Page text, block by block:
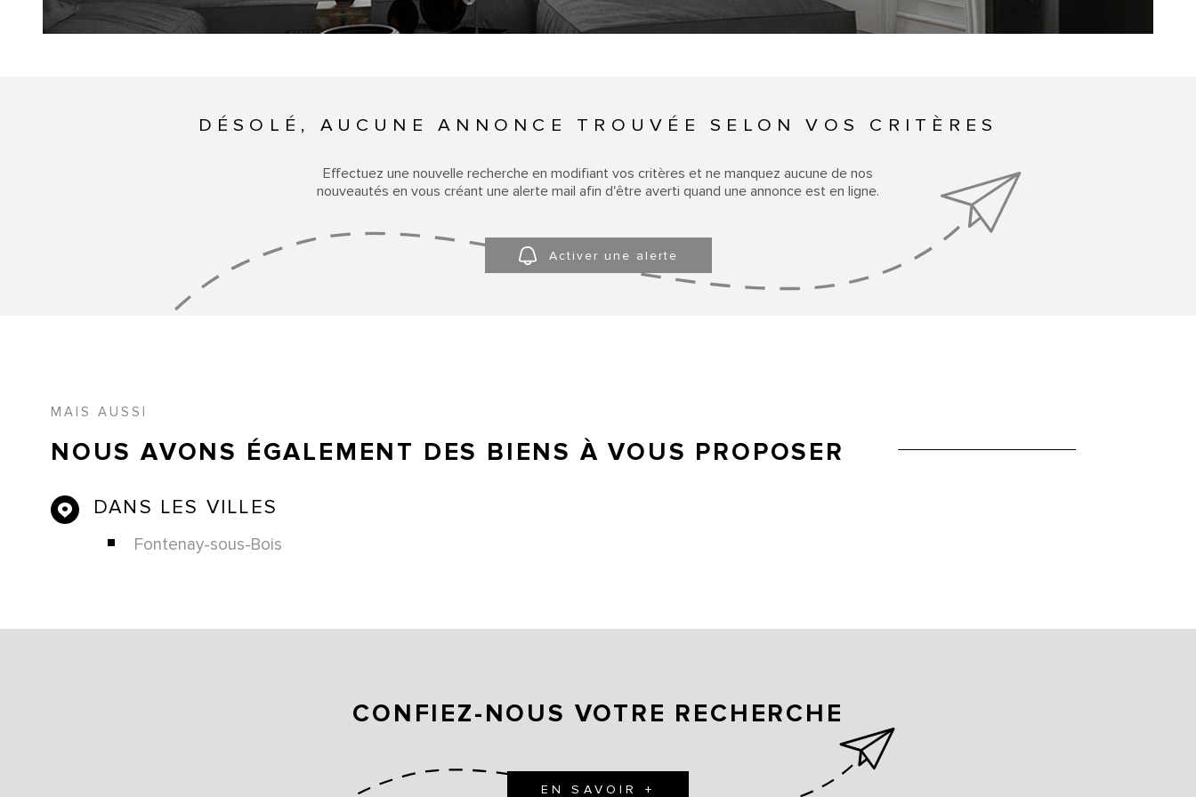
DÉSOLÉ, AUCUNE ANNONCE TROUVÉE SELON VOS CRITÈRES
Effectuez une nouvelle recherche en modifiant vos critères et ne manquez aucune de nos
nouveautés en vous créant une alerte mail afin d'être averti quand une annonce est en ligne.
Activer une alerte
MAIS AUSSI
NOUS AVONS ÉGALEMENT DES BIENS À VOUS PROPOSER
DANS LES VILLES
Fontenay-sous-Bois
CONFIEZ-NOUS VOTRE RECHERCHE
EN SAVOIR +